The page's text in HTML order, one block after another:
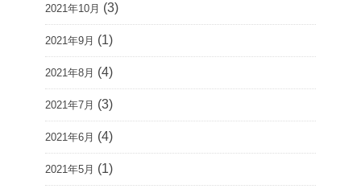
2021年10月 (3)
2021年9月 (1)
2021年8月 (4)
2021年7月 (3)
2021年6月 (4)
2021年5月 (1)